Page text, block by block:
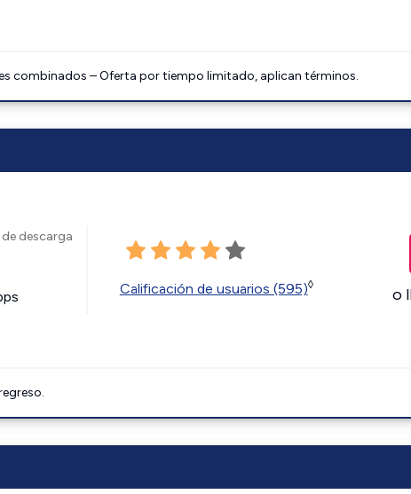
combinados – Oferta por tiempo limitado, aplican términos.
descarga
Calificación de usuarios (595)◊ o